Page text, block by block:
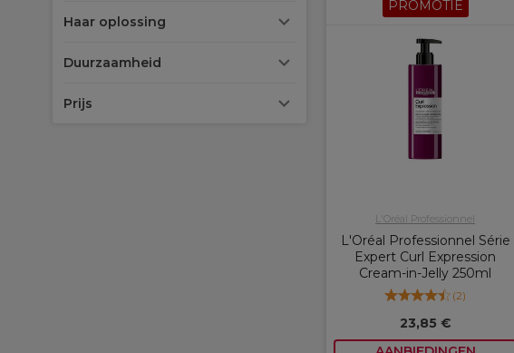
Haar oplossing
Duurzaamheid
Prijs
PROMOTIE
L'Oréal Professionnel
L'Oréal Professionnel Série
Expert Curl Expression
Cream-in-Jelly 250ml
(2)
23,85 €